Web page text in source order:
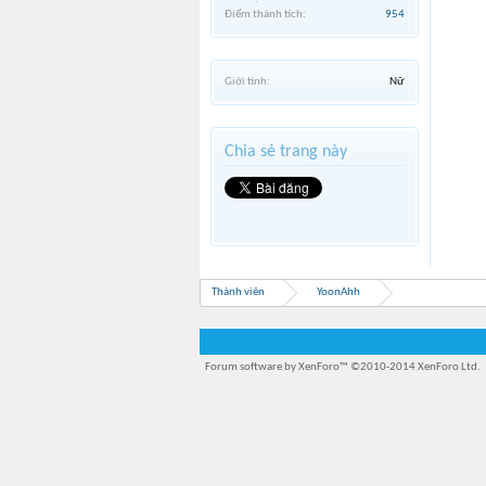
Điểm thành tích:
954
Giới tính: Nữ
Chia sẻ trang này
Thành viên YoonAhh
Forum software by XenForo™ ©2010-2014 XenForo Ltd.